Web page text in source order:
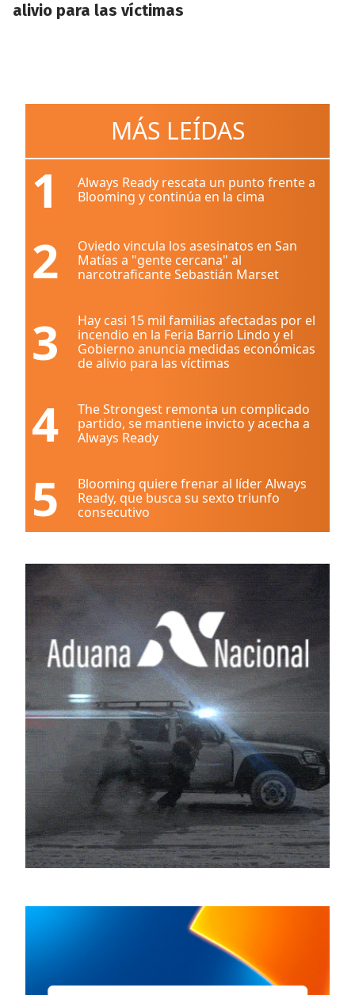
alivio para las víctimas
MÁS LEÍDAS
1
Always Ready rescata un punto frente a
Blooming y continúa en la cima
2
Oviedo vincula los asesinatos en San
Matías a "gente cercana" al
narcotraficante Sebastián Marset
3
Hay casi 15 mil familias afectadas por el
incendio en la Feria Barrio Lindo y el
Gobierno anuncia medidas económicas
de alivio para las víctimas
4
The Strongest remonta un complicado
partido, se mantiene invicto y acecha a
Always Ready
5
Blooming quiere frenar al líder Always
Ready, que busca su sexto triunfo
consecutivo